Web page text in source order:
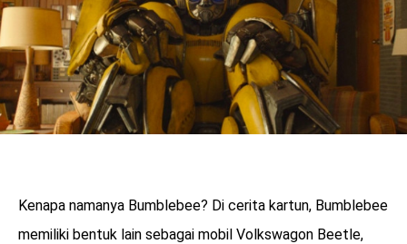
Kenapa namanya Bumblebee? Di cerita kartun, Bumblebee
memiliki bentuk lain sebagai mobil Volkswagon Beetle,